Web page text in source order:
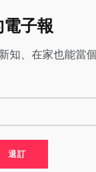
子報
知、在家也能當個
退訂